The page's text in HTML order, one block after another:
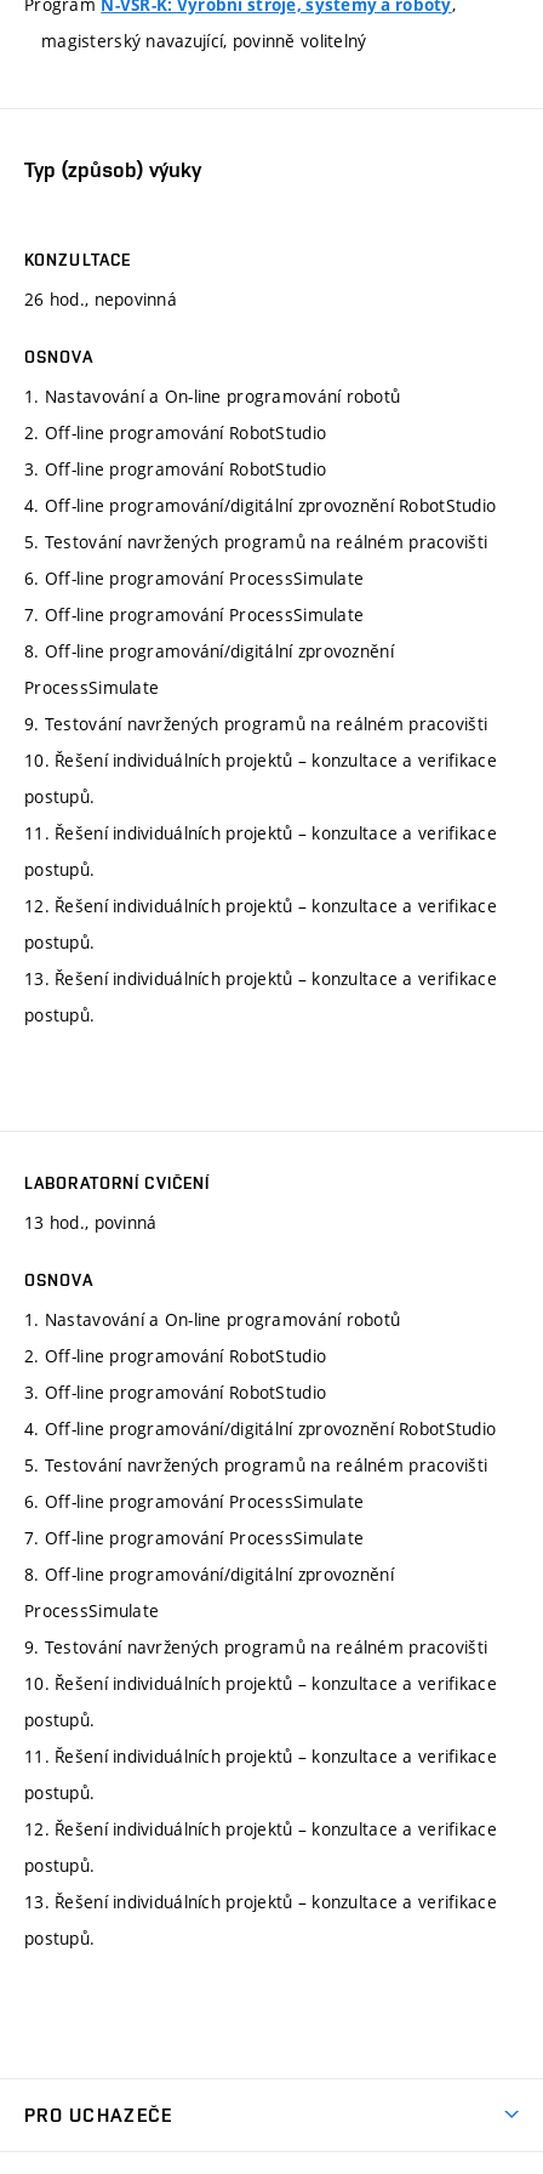
N-VSR-K: Výrobní stroje, systémy a roboty
magisterský navazující, povinně volitelný
Typ (způsob) výuky
KONZULTACE
26 hod., nepovinná
OSNOVA
1. Nastavování a On-line programování robotů
2. Off-line programování RobotStudio
3. Off-line programování RobotStudio
4. Off-line programování/digitální zprovoznění RobotStudio
5. Testování navržených programů na reálném pracovišti
6. Off-line programování ProcessSimulate
7. Off-line programování ProcessSimulate
8. Off-line programování/digitální zprovoznění
ProcessSimulate
9. Testování navržených programů na reálném pracovišti
10. Řešení individuálních projektů – konzultace a verifikace
postupů.
11. Řešení individuálních projektů – konzultace a verifikace
postupů.
12. Řešení individuálních projektů – konzultace a verifikace
postupů.
13. Řešení individuálních projektů – konzultace a verifikace
postupů.
LABORATORNÍ CVIČENÍ
13 hod., povinná
OSNOVA
1. Nastavování a On-line programování robotů
2. Off-line programování RobotStudio
3. Off-line programování RobotStudio
4. Off-line programování/digitální zprovoznění RobotStudio
5. Testování navržených programů na reálném pracovišti
6. Off-line programování ProcessSimulate
7. Off-line programování ProcessSimulate
8. Off-line programování/digitální zprovoznění
ProcessSimulate
9. Testování navržených programů na reálném pracovišti
10. Řešení individuálních projektů – konzultace a verifikace
postupů.
11. Řešení individuálních projektů – konzultace a verifikace
postupů.
12. Řešení individuálních projektů – konzultace a verifikace
postupů.
13. Řešení individuálních projektů – konzultace a verifikace
postupů.
PRO UCHAZEČE